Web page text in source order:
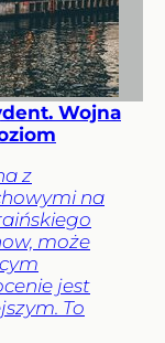
Wojna
z
na
może
jest
To